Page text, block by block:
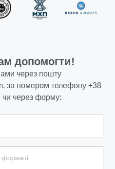
допомогти!
через пошту
, за номером телефону +38
чи через форму: